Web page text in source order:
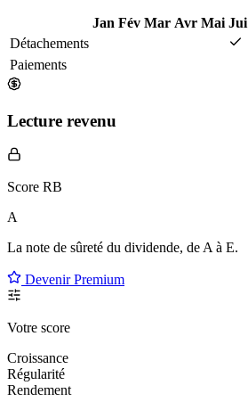
Jan Fév Mar Avr Mai Jui
Détachements
Paiements
Lecture revenu
Score RB
A
La note de sûreté du dividende, de A à E.
Devenir Premium
Votre score
Croissance
Régularité
Rendement